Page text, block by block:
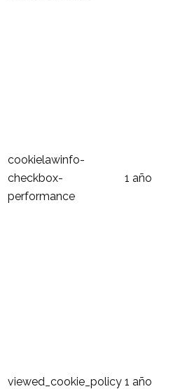
cookielawinfo-
checkbox-
performance
1 año
viewed_cookie_policy 1 año